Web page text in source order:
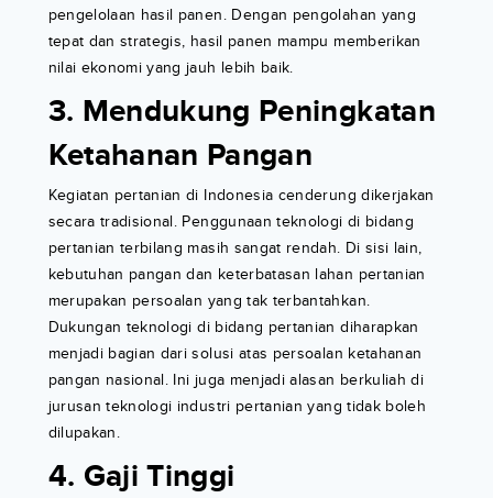
pengelolaan hasil panen. Dengan pengolahan yang
tepat dan strategis, hasil panen mampu memberikan
nilai ekonomi yang jauh lebih baik.
3. Mendukung Peningkatan
Ketahanan Pangan
Kegiatan pertanian di Indonesia cenderung dikerjakan
secara tradisional. Penggunaan teknologi di bidang
pertanian terbilang masih sangat rendah. Di sisi lain,
kebutuhan pangan dan keterbatasan lahan pertanian
merupakan persoalan yang tak terbantahkan.
Dukungan teknologi di bidang pertanian diharapkan
menjadi bagian dari solusi atas persoalan ketahanan
pangan nasional. Ini juga menjadi alasan berkuliah di
jurusan teknologi industri pertanian yang tidak boleh
dilupakan.
4. Gaji Tinggi